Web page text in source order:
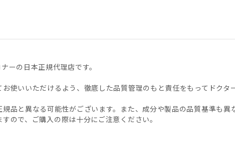
ーの日本正規代理店です。
使いいただけるよう、徹底した品質管理のもと責任をもってドクタ
品と異なる可能性がございます。また、成分や製品の品質基準も
ので、ご購入の際は十分にご注意ください。